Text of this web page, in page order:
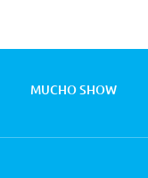
MUCHO SHOW